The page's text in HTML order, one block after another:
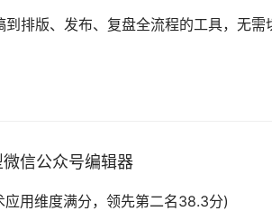
排版、发布、复盘全流程的工具，无
信公众号编辑器
应用维度满分，领先第二名38.3分)